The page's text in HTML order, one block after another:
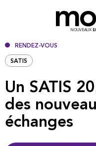
NOUVEAUX
RENDEZ-VOUS
SATIS
Un SATIS
des
échanges